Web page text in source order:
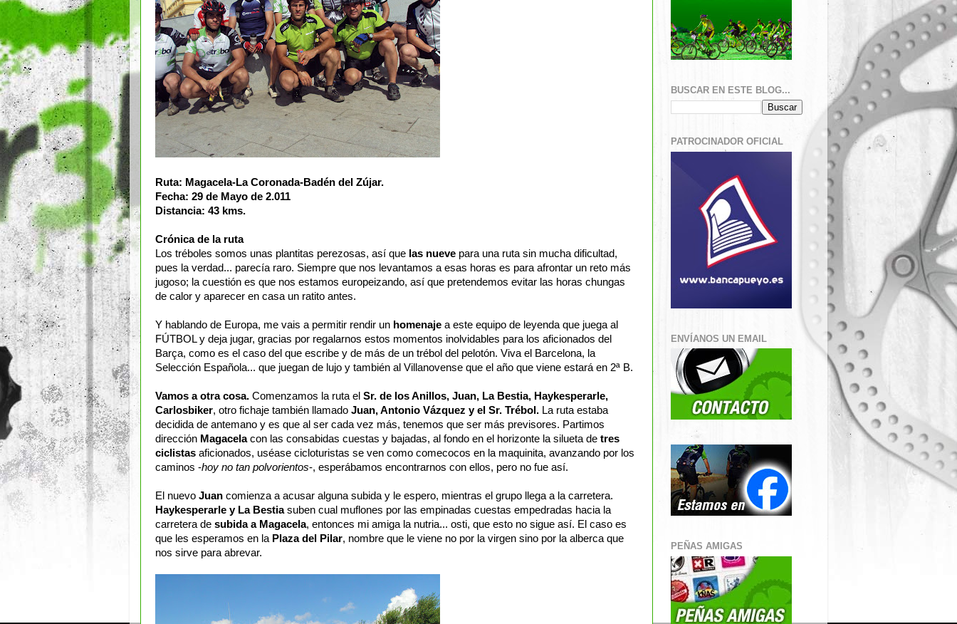
Ruta: Magacela-La Coronada-Badén del Zújar.
Fecha: 29 de Mayo de 2.011
Distancia: 43 kms.
Crónica de la ruta
Los tréboles somos unas plantitas perezosas, así que las nueve para una ruta sin mucha dificultad,
pues la verdad... parecía raro. Siempre que nos levantamos a esas horas es para afrontar un reto más
jugoso; la cuestión es que nos estamos europeizando, así que pretendemos evitar las horas chungas
de calor y aparecer en casa un ratito antes.
Y hablando de Europa, me vais a permitir rendir un homenaje a este equipo de leyenda que juega al
FÚTBOL y deja jugar, gracias por regalarnos estos momentos inolvidables para los aficionados del
Barça, como es el caso del que escribe y de más de un trébol del pelotón. Viva el Barcelona, la
Selección Española... que juegan de lujo y también al Villanovense que el año que viene estará en 2ª B.
Vamos a otra cosa. Comenzamos la ruta el Sr. de los Anillos, Juan, La Bestia, Haykesperarle,
Carlosbiker, otro fichaje también llamado Juan, Antonio Vázquez y el Sr. Trébol. La ruta estaba
decidida de antemano y es que al ser cada vez más, tenemos que ser más previsores. Partimos
dirección Magacelacon las consabidas cuestas y bajadas, al fondo en el horizonte la silueta de tres
ciclistas aficionados, uséase cicloturistas se ven como comecocos en la maquinita, avanzando por los
caminos -hoy no tan polvorientos-, esperábamos encontrarnos con ellos, pero no fue así.
El nuevo Juan comienza a acusar alguna subida y le espero, mientras el grupo llega a la carretera.
Haykesperarle y La Bestiasuben cual muflones por las empinadas cuestas empedradas hacia la
carretera de subida a Magacela, entonces mi amiga la nutria... osti, que esto no sigue así. El caso es
que les esperamos en la Plaza del Pilar, nombre que le viene no por la virgen sino por la alberca que
nos sirve para abrevar.
BUSCAR EN ESTE BLOG...
PATROCINADOR OFICIAL
ENVÍANOS UN EMAIL
PEÑAS AMIGAS